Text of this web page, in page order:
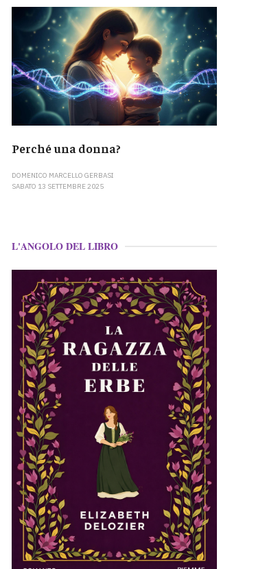
Perché una donna?
DOMENICO MARCELLO GERBASI
SABATO 13 SETTEMBRE 2025
L'ANGOLO DEL LIBRO